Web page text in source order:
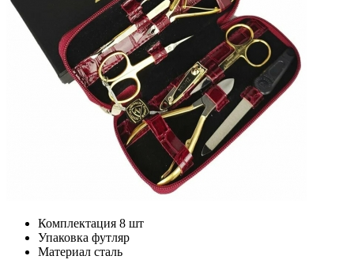
Комплектация 8 шт
Упаковка футляр
Материал сталь